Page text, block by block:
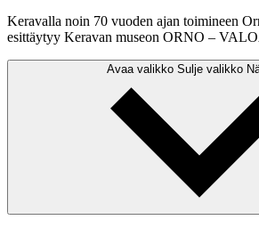
Keravalla noin 70 vuoden ajan toimineen
esittäytyy Keravan museon ORNO –
Avaa valikko Sulje valikko